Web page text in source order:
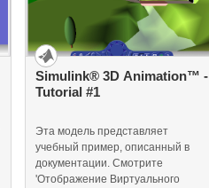
Simulink® 3D Animation™ -
Tutorial #1
Эта модель представляет
учебный пример, описанный в
документации. Смотрите
'Отображение Виртуального